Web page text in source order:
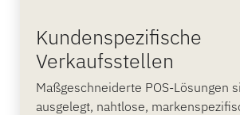
Kundenspezifische
Verkaufsstellen
Maßgeschneiderte POS-Lösungen
ausgelegt, nahtlose,